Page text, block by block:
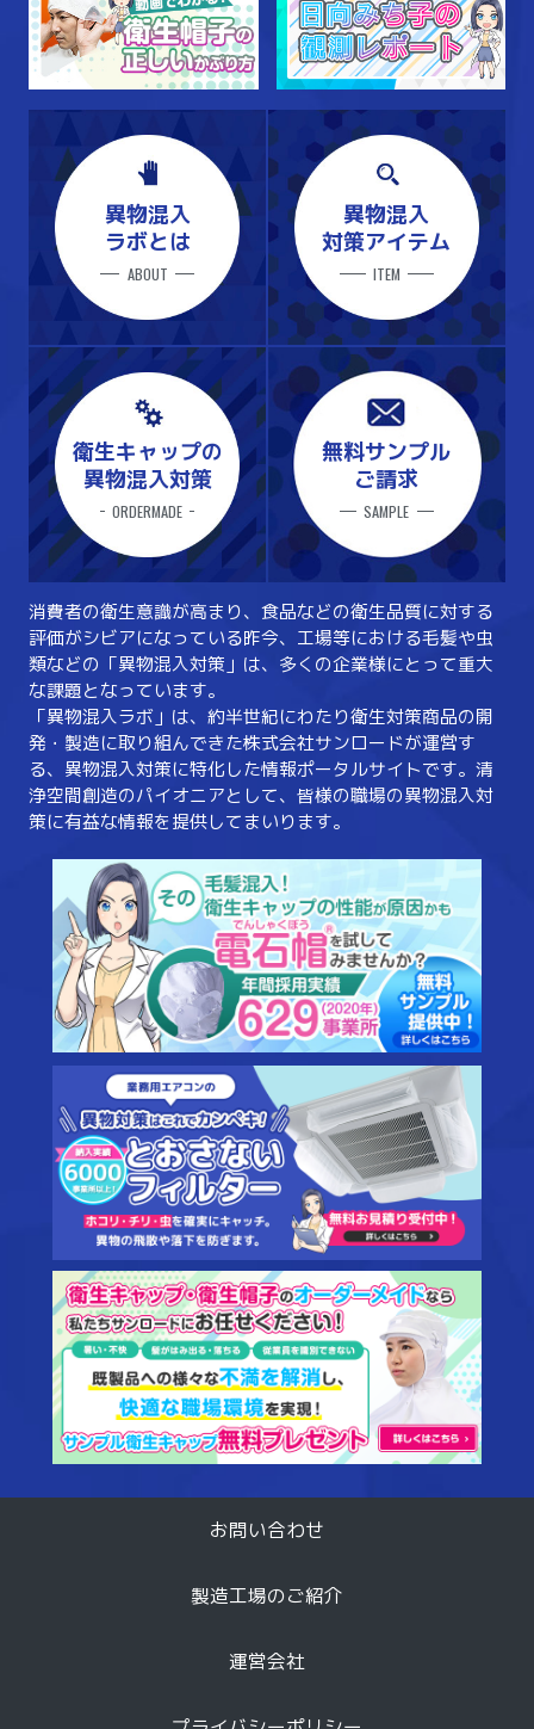
異物混入
ラボとは
ABOUT
異物混入
対策アイテム
ITEM
衛生キャップの
異物混入対策
ORDERMADE
無料サンプル
ご請求
SAMPLE
消費者の衛生意識が高まり、食品などの衛生品質に対する
評価がシビアになっている昨今、工場等における毛髪や虫
類などの「異物混入対策」は、多くの企業様にとって重大
な課題となっています。
「異物混入ラボ」は、約半世紀にわたり衛生対策商品の開
発・製造に取り組んできた株式会社サンロードが運営す
る、異物混入対策に特化した情報ポータルサイトです。清
浄空間創造のパイオニアとして、皆様の職場の異物混入対
策に有益な情報を提供してまいります。
お問い合わせ
製造工場のご紹介
運営会社